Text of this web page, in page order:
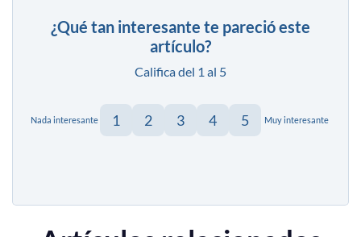
¿Qué tan interesante te pareció este
artículo?
Califica del 1 al 5
Nada interesante 1 2 3 4 5 Muy interesante